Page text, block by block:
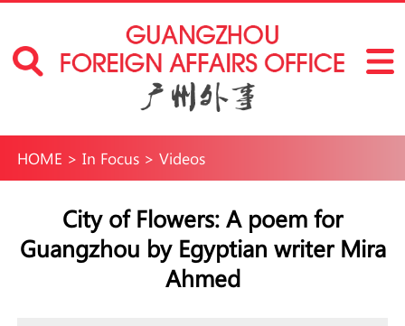
HOME > In Focus> Videos
City of Flowers: A poem for
Guangzhou by Egyptian writer Mira
Ahmed